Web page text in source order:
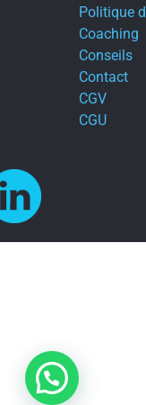
Politique
Coaching
Conseils
Contact
CGV
CGU